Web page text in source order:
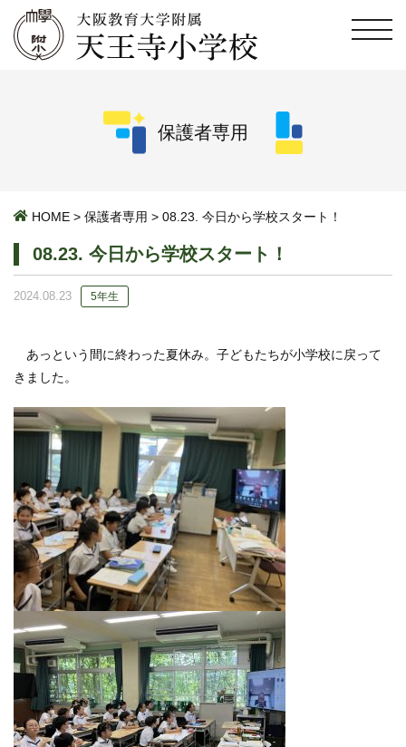
保護者専用
HOME > 保護者専用 > 08.23. 今日から学校スタート！
08.23. 今日から学校スタート！
2024.08.23 5年生
あっという間に終わった夏休み。子どもたちが小学校に戻って
きました。